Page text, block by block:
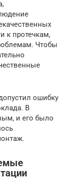
к протечкам,
Чтобы
ошибку
В
и его было